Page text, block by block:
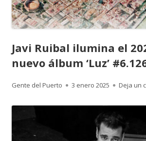
Javi Ruibal ilumina el
nuevo álbum ‘Luz’
Autor
Gente del Puerto
Publicado
3 enero 2025 Deja un